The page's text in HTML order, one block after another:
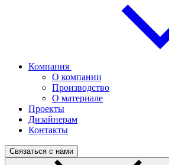
Компания
О компании
Производство
О материале
Проекты
Дизайнерам
Контакты
Связаться с нами